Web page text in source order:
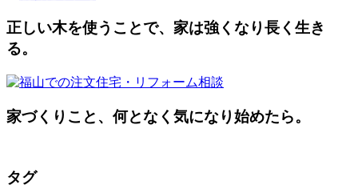
正しい木を使うことで、家は強くなり長く生き
る。
家づくりこと、何となく気になり始めたら。
タグ